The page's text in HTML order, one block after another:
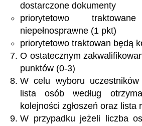
dostarczone dokumenty
priorytetowo
niepełnosprawne (1 pkt)
priorytetowo traktowan będą
O ostatecznym
punktów (0-3)
W celu wyboru
lista osób według
kolejności zgłoszeń oraz lista
W przypadku jeżeli liczba